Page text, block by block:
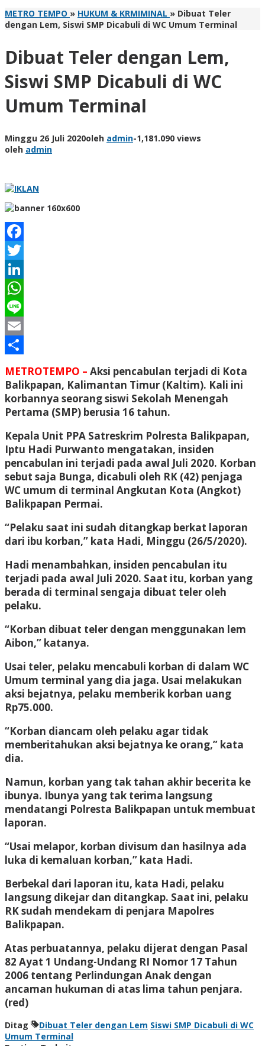
METRO TEMPO » HUKUM & KRMIMINAL » Dibuat Teler
dengan Lem, Siswi SMP Dicabuli di WC Umum Terminal
Dibuat Teler dengan Lem,
Siswi SMP Dicabuli di WC
Umum Terminal
Minggu 26 Juli 2020oleh admin-1,181.090 views
oleh admin
Facebook
Twitter
LinkedIn
WhatsApp
Line
Email
METROTEMPO – Aksi pencabulan terjadi di Kota
Balikpapan, Kalimantan Timur (Kaltim). Kali ini
korbannya seorang siswi Sekolah Menengah
Pertama (SMP) berusia 16 tahun.
Kepala Unit PPA Satreskrim Polresta Balikpapan,
Iptu Hadi Purwanto mengatakan, insiden
pencabulan ini terjadi pada awal Juli 2020. Korban
sebut saja Bunga, dicabuli oleh RK (42) penjaga
WC umum di terminal Angkutan Kota (Angkot)
Balikpapan Permai.
“Pelaku saat ini sudah ditangkap berkat laporan
dari ibu korban,” kata Hadi, Minggu (26/5/2020).
Hadi menambahkan, insiden pencabulan itu
terjadi pada awal Juli 2020. Saat itu, korban yang
berada di terminal sengaja dibuat teler oleh
pelaku.
“Korban dibuat teler dengan menggunakan lem
Aibon,” katanya.
Usai teler, pelaku mencabuli korban di dalam WC
Umum terminal yang dia jaga. Usai melakukan
aksi bejatnya, pelaku memberik korban uang
Rp75.000.
“Korban diancam oleh pelaku agar tidak
memberitahukan aksi bejatnya ke orang,” kata
dia.
Namun, korban yang tak tahan akhir becerita ke
ibunya. Ibunya yang tak terima langsung
mendatangi Polresta Balikpapan untuk membuat
laporan.
“Usai melapor, korban divisum dan hasilnya ada
luka di kemaluan korban,” kata Hadi.
Berbekal dari laporan itu, kata Hadi, pelaku
langsung dikejar dan ditangkap. Saat ini, pelaku
RK sudah mendekam di penjara Mapolres
Balikpapan.
Atas perbuatannya, pelaku dijerat dengan Pasal
82 Ayat 1 Undang-Undang RI Nomor 17 Tahun
2006 tentang Perlindungan Anak dengan
ancaman hukuman di atas lima tahun penjara.
(red)
Ditag Dibuat Teler dengan Lem Siswi SMP Dicabuli di WC
Umum Terminal